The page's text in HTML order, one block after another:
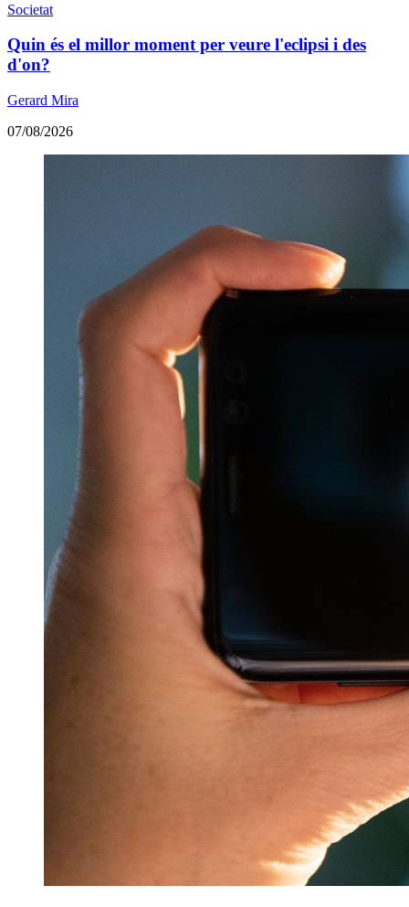
Societat
Quin és el millor moment per veure l'eclipsi i des
d'on?
Gerard Mira
07/08/2026